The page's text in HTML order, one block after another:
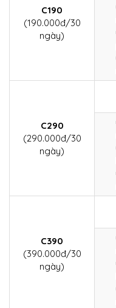
C190
(190.000đ/30
ngày)
C290
(290.000đ/30
ngày)
C390
(390.000đ/30
ngày)